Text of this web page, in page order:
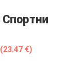
Спортни
(23.47 €)